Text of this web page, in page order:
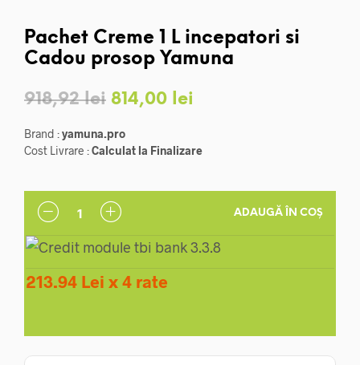
Pachet Creme 1 L incepatori si
Cadou prosop Yamuna
918,92lei Prețul
a
918,92 lei.
814,00 lei
este:
Brand :yamuna.pro
Cost Livrare :Calculat la Finalizare
ADAUGĂ ÎN COȘ
213.94 Lei x 4 rate